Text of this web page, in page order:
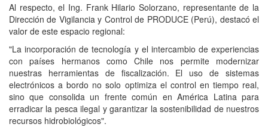
Al respecto, el Ing. Frank Hilario Solorzano, representante de la
Dirección de Vigilancia y Control de PRODUCE (Perú), destacó el
valor de este espacio regional:
"La incorporación de tecnología y el intercambio de experiencias
con países hermanos como Chile nos permite modernizar
nuestras herramientas de fiscalización. El uso de sistemas
electrónicos a bordo no solo optimiza el control en tiempo real,
sino que consolida un frente común en América Latina para
erradicar la pesca ilegal y garantizar la sostenibilidad de nuestros
recursos hidrobiológicos".